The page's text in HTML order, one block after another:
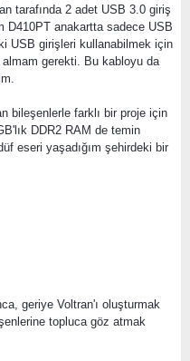
tarafında 2 adet USB 3.0 giriş
D410PT anakartta sadece USB
USB girişleri kullanabilmek için
gerekti. Bu kabloyu da
bileşenlerle farklı bir proje için
DDR2 RAM de temin
eseri yaşadığım şehirdeki bir
geriye Voltran'ı oluşturmak
topluca göz atmak